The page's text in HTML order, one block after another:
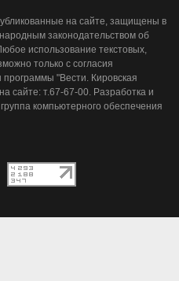
на сайте, защищены в
законодательством об
использование текстовых,
только с согласия
"Вести. Кировская
сайте: т.67-67-00. Разработка и
компьютерного обеспечения